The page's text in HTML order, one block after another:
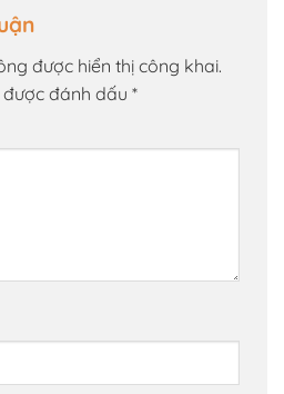
được hiển thị công khai.
đánh dấu *